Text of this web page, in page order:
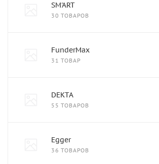
SM'ART
30 ТОВАРОВ
FunderMax
31 ТОВАР
DEKTA
55 ТОВАРОВ
Egger
36 ТОВАРОВ